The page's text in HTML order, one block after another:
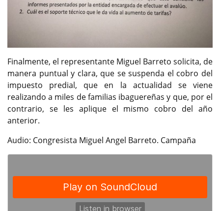
Finalmente, el representante Miguel Barreto solicita, de
manera puntual y clara, que se suspenda el cobro del
impuesto predial, que en la actualidad se viene
realizando a miles de familias ibaguereñas y que, por el
contrario, se les aplique el mismo cobro del año
anterior.
Audio: Congresista Miguel Angel Barreto. Campaña